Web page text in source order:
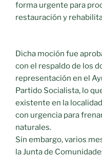
forma urgente para
restauración y
Dicha moción fue
con el respaldo de los
representación en el
Partido Socialista, lo
existente en la
con urgencia para
naturales.
Sin embargo, varios
la Junta de